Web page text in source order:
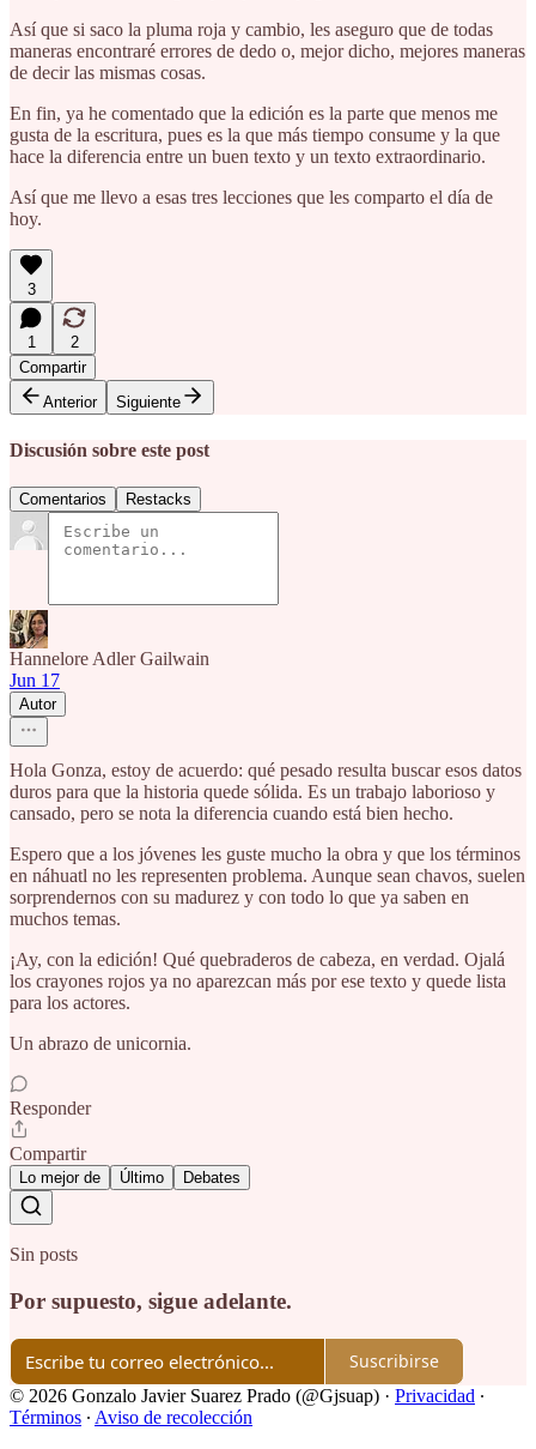
Así que si saco la pluma roja y cambio, les aseguro que de todas
maneras encontraré errores de dedo o, mejor dicho, mejores maneras
de decir las mismas cosas.
En fin, ya he comentado que la edición es la parte que menos me
gusta de la escritura, pues es la que más tiempo consume y la que
hace la diferencia entre un buen texto y un texto extraordinario.
Así que me llevo a esas tres lecciones que les comparto el día de
hoy.
3
1
2
Compartir
Anterior
Siguiente
Discusión sobre este post
Comentarios Restacks
Hannelore Adler Gailwain
Jun 17
Autor
Hola Gonza, estoy de acuerdo: qué pesado resulta buscar esos datos
duros para que la historia quede sólida. Es un trabajo laborioso y
cansado, pero se nota la diferencia cuando está bien hecho.
Espero que a los jóvenes les guste mucho la obra y que los términos
en náhuatl no les representen problema. Aunque sean chavos, suelen
sorprendernos con su madurez y con todo lo que ya saben en
muchos temas.
¡Ay, con la edición! Qué quebraderos de cabeza, en verdad. Ojalá
los crayones rojos ya no aparezcan más por ese texto y quede lista
para los actores.
Un abrazo de unicornia.
Responder
Compartir
Lo mejor de Último Debates
Sin posts
Por supuesto, sigue adelante.
Suscribirse
© 2026 Gonzalo Javier Suarez Prado (@Gjsuap) · Privacidad ∙
Términos ∙ Aviso de recolección